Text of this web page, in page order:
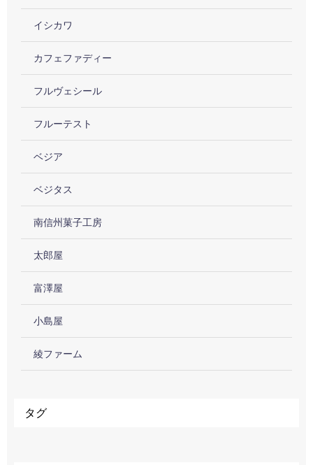
イシカワ
カフェファディー
フルヴェシール
フルーテスト
ベジア
ベジタス
南信州菓子工房
太郎屋
富澤屋
小島屋
綾ファーム
タグ